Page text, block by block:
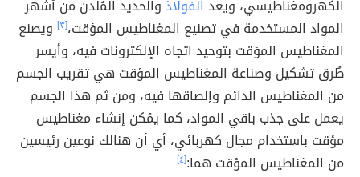
الكهرومغناطيسي، ويعد الفولاذوالحديد المُلدن من أشهر
المواد المستخدمة في تصنيع المغناطيس المؤقت،[٣]
ويصنع
المغناطيس المؤقت بتوحيد اتجاه الإلكترونات فيه، وأيسر
طُرق تشكيل وصناعة المغناطيس المؤقت هي تقريب الجسم
من المغناطيس الدائم وإلصاقها فيه، ومن ثم هذا الجسم
يعمل على جذب باقي المواد، كما يمُكن إنشاء مغناطيس
مؤقت باستخدام مجال كهربائي، أي أن هنالك نوعين رئيسين
من المغناطيس المؤقت هما:[٤]